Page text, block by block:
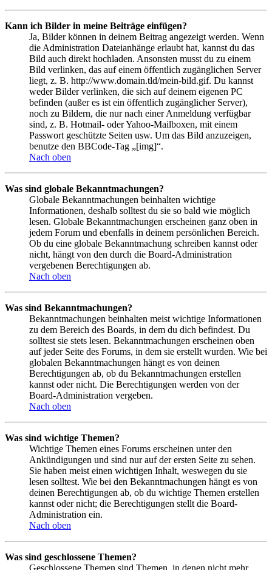
Kann ich Bilder in meine Beiträge einfügen?
Ja, Bilder können in deinem Beitrag angezeigt werden. Wenn
die Administration Dateianhänge erlaubt hat, kannst du das
Bild auch direkt hochladen. Ansonsten musst du zu einem
Bild verlinken, das auf einem öffentlich zugänglichen Server
liegt, z. B. http://www.domain.tld/mein-bild.gif. Du kannst
weder Bilder verlinken, die sich auf deinem eigenen PC
befinden (außer es ist ein öffentlich zugänglicher Server),
noch zu Bildern, die nur nach einer Anmeldung verfügbar
sind, z. B. Hotmail- oder Yahoo-Mailboxen, mit einem
Passwort geschützte Seiten usw. Um das Bild anzuzeigen,
benutze den BBCode-Tag „[img]“.
Nach oben
Was sind globale Bekanntmachungen?
Globale Bekanntmachungen beinhalten wichtige
Informationen, deshalb solltest du sie so bald wie möglich
lesen. Globale Bekanntmachungen erscheinen ganz oben in
jedem Forum und ebenfalls in deinem persönlichen Bereich.
Ob du eine globale Bekanntmachung schreiben kannst oder
nicht, hängt von den durch die Board-Administration
vergebenen Berechtigungen ab.
Nach oben
Was sind Bekanntmachungen?
Bekanntmachungen beinhalten meist wichtige Informationen
zu dem Bereich des Boards, in dem du dich befindest. Du
solltest sie stets lesen. Bekanntmachungen erscheinen oben
auf jeder Seite des Forums, in dem sie erstellt wurden. Wie bei
globalen Bekanntmachungen hängt es von deinen
Berechtigungen ab, ob du Bekanntmachungen erstellen
kannst oder nicht. Die Berechtigungen werden von der
Board-Administration vergeben.
Nach oben
Was sind wichtige Themen?
Wichtige Themen eines Forums erscheinen unter den
Ankündigungen und sind nur auf der ersten Seite zu sehen.
Sie haben meist einen wichtigen Inhalt, weswegen du sie
lesen solltest. Wie bei den Bekanntmachungen hängt es von
deinen Berechtigungen ab, ob du wichtige Themen erstellen
kannst oder nicht; die Berechtigungen stellt die Board-
Administration ein.
Nach oben
Was sind geschlossene Themen?
Geschlossene Themen sind Themen, in denen nicht mehr